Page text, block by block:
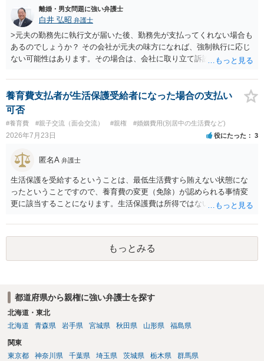
離婚・男女問題に強い弁護士
白井 弘昭 弁護士
>元夫の勤務先に執行文が届いた後、勤務先が支払ってくれない場合も
あるのでしょうか？ その会社が元夫の味方になれば、強制執行に応じ
ない可能性はあります。その場合は、会社に取り立て訴訟を行うこと
押さえ、元夫名義の車の差し押さえ競売などを検討します。 ＞何もで
きなかった場合は、公正証書の原本は戻ってくるのでしょうか？ 取れ
ても取れなくても、執行裁判所に原本の還付請求を行えば還付されま
す。 ＞他の弁護士さんに再度依頼できるのでしょうか？ できます。た
だ、取れなかった場合に取り立て訴訟等を起こしてもらえば、他の弁
護士に頼む必要は無いでしょう。 以上、ご参考まで。
養育費支払者が生活保護受給者になった場合の支払い
可否
#養育費 #親子交流（面会交流） #親権 #婚姻費用(別居中の生活費など)
2026年7月23日 役にたった 3
匿名A 弁護士
生活保護を受給するということは、最低生活費すら賄えない状態にな
ったということですので、養育費の変更（免除）が認められる事情変
更に該当することになります。生活保護費は所得ではないので、「保
支払った場合に返還請求権が認められたり役所から何らかのペナルテ
ィが課されたりするわけではなく、「残りのお金で自己責任で生活せ
よ」ということになるので、生活保護を受給することになった時はす
みやかに合意のための話し合いあるいは調停申立てをすべきでしょ
もっとみる
都道府県から親権に強い弁護士を探す
北海道・東北
北海道
青森県 岩手県 宮城県 秋田県 山形県 福島県
関東
東京都
神奈川県 千葉県 埼玉県 茨城県 栃木県 群馬県